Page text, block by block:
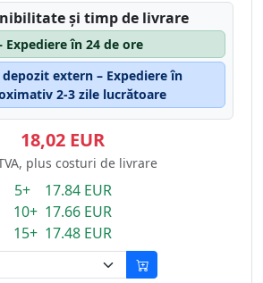
și timp de livrare
Expediere în 24 de ore
extern – Expediere în
2-3 zile lucrătoare
18,02 EUR
plus costuri de livrare
5+ 17.84 EUR
10+ 17.66 EUR
15+ 17.48 EUR